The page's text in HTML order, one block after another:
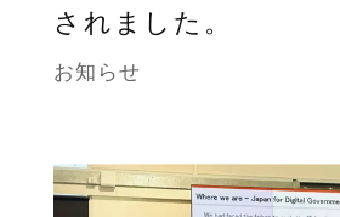
されました。
お知らせ